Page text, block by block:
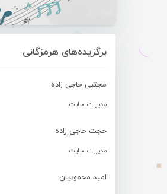
برگزیده‌های هرمزگانی
مجتبی حاجی زاده
مدیریت سایت
حجت حاجی زاده
مدیریت سایت
امید محمودیان